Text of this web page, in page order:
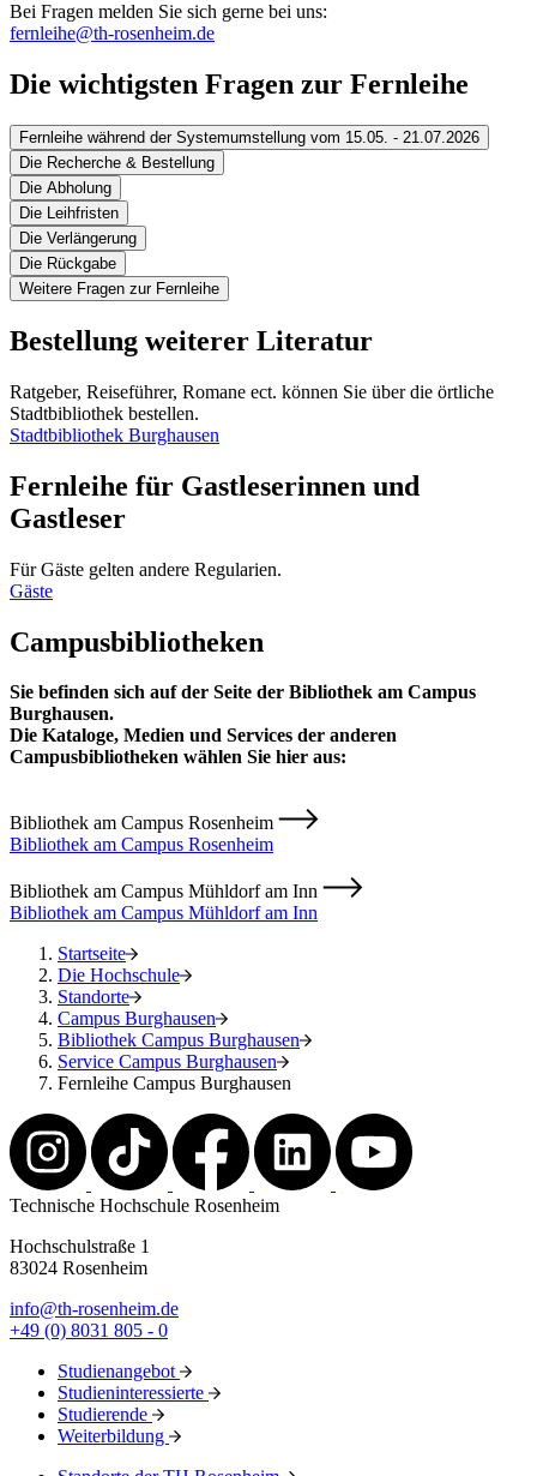
Bei Fragen melden Sie sich gerne bei uns:
fernleihe@th-rosenheim.de
Die wichtigsten Fragen zur Fernleihe
Fernleihe während der Systemumstellung vom 15.05. - 21.07.2026
Die Recherche & Bestellung
Die Abholung
Die Leihfristen
Die Verlängerung
Die Rückgabe
Weitere Fragen zur Fernleihe
Bestellung weiterer Literatur
Ratgeber, Reiseführer, Romane ect. können Sie über die örtliche
Stadtbibliothek bestellen.
Stadtbibliothek Burghausen
Fernleihe für Gastleserinnen und
Gastleser
Für Gäste gelten andere Regularien.
Gäste
Campusbibliotheken
Sie befinden sich auf der Seite der Bibliothek am Campus
Burghausen.
Die Kataloge, Medien und Services der anderen
Campusbibliotheken wählen Sie hier aus:
Bibliothek am Campus Rosenheim
Bibliothek am Campus Rosenheim
Bibliothek am Campus Mühldorf am Inn
Bibliothek am Campus Mühldorf am Inn
Startseite
Die Hochschule
Standorte
Campus Burghausen
Bibliothek Campus Burghausen
Service Campus Burghausen
Fernleihe Campus Burghausen
Technische Hochschule Rosenheim
Hochschulstraße 1
83024 Rosenheim
info@th-rosenheim.de
+49 (0) 8031 805 - 0
Studienangebot
Studieninteressierte
Studierende
Weiterbildung